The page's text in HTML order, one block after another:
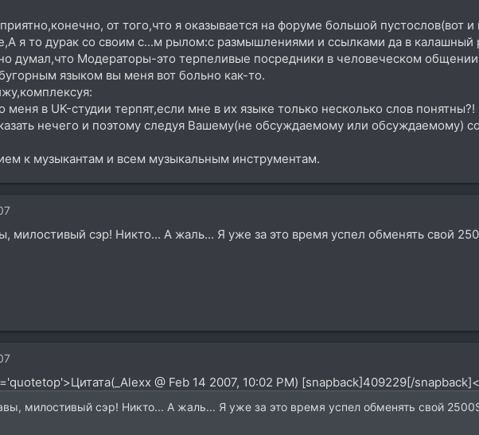
от того,что я оказывается на форуме большой пустослов(вот
я то дурак со своим с...м рылом:с размышлениями и ссылками да в калашный
думал,что Модераторы-это терпеливые посредники в человеческом
языком вы меня вот больно как-то.
меня в UK-студии терпят,если мне в их языке только несколько слов понятны?!
нечего и поэтому следуя Вашему(не обсуждаемому или обсуждаемому)
к музыкантам и всем музыкальным инструментам.
милостивый сэр! Никто... А жаль... Я уже за это время успел обменять свой
@ Feb 14 2007, 10:02 PM) [snapback]409229[/
милостивый сэр! Никто... А жаль... Я уже за это время успел обменять свой